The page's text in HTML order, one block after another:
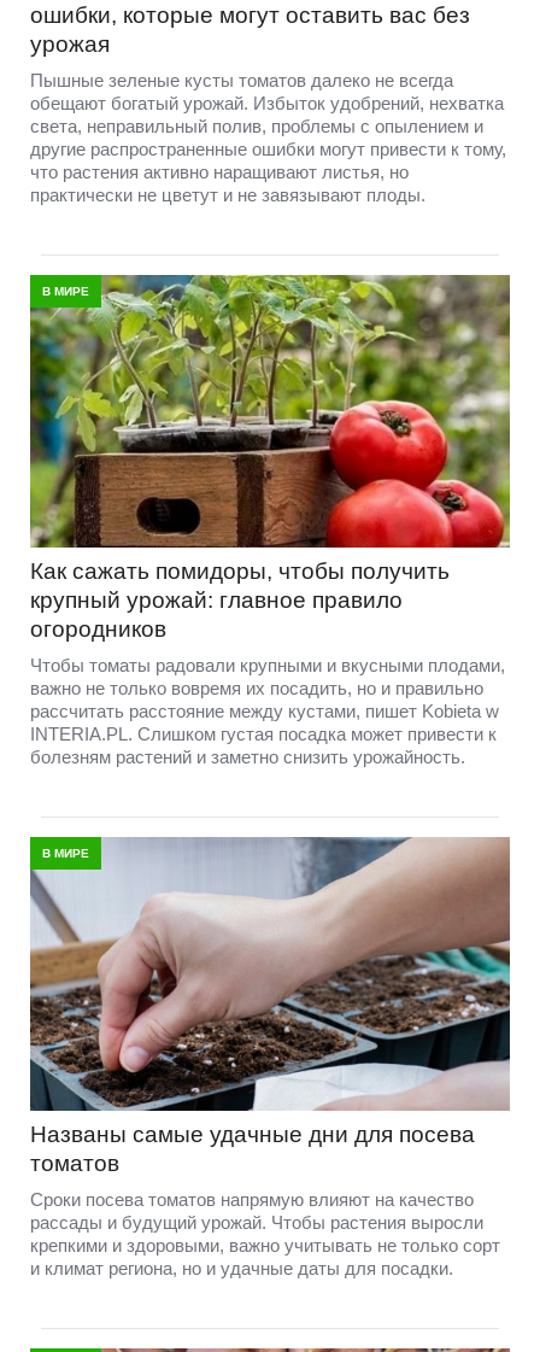
ошибки, которые могут оставить вас без
урожая
Пышные зеленые кусты томатов далеко не всегда
обещают богатый урожай. Избыток удобрений, нехватка
света, неправильный полив, проблемы с опылением и
другие распространенные ошибки могут привести к тому,
что растения активно наращивают листья, но
практически не цветут и не завязывают плоды.
В МИРЕ
Как сажать помидоры, чтобы получить
крупный урожай: главное правило
огородников
Чтобы томаты радовали крупными и вкусными плодами,
важно не только вовремя их посадить, но и правильно
рассчитать расстояние между кустами, пишет Kobieta w
INTERIA.PL. Слишком густая посадка может привести к
болезням растений и заметно снизить урожайность.
В МИРЕ
Названы самые удачные дни для посева
томатов
Сроки посева томатов напрямую влияют на качество
рассады и будущий урожай. Чтобы растения выросли
крепкими и здоровыми, важно учитывать не только сорт
и климат региона, но и удачные даты для посадки.